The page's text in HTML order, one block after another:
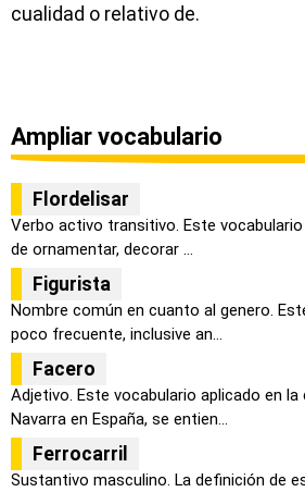
cualidad o relativo de.
Ampliar vocabulario
Flordelisar
Verbo activo transitivo. Este
de ornamentar, decorar ...
Figurista
Nombre común en cuanto al genero.
poco frecuente, inclusive an...
Facero
Adjetivo. Este vocabulario aplicado en
Navarra en España, se entien...
Ferrocarril
Sustantivo masculino. La definición de